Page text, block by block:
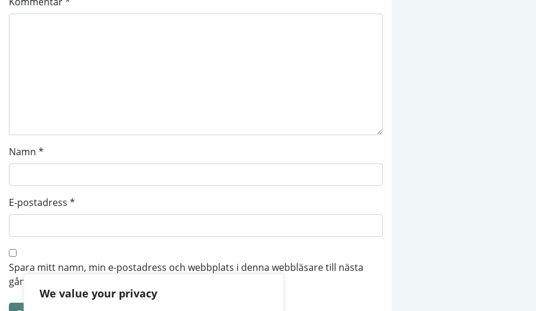
We value your privacy
Namn *
E-postadress *
Spara mitt namn, min e-postadress och webbplats i denna webbläsare till nästa
gång jag skriver en kommentar.